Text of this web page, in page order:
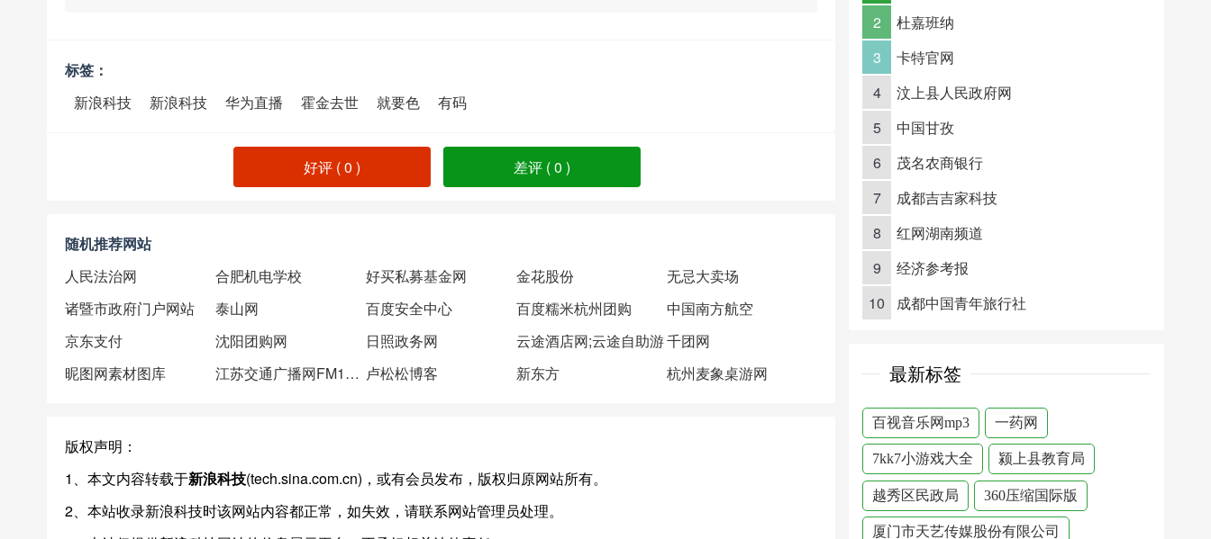
标签：
新浪科技
新浪科技 华为直播 霍金去世 就要色 有码
好评 (0 ) 差评 (0 )
随机推荐网站
人民法治网
合肥机电学校 好买私募基金网 金花股份
无忌大卖场
诸暨市政府门户网站
泰山网 百度安全中心 百度糯米杭州团购
中国南方航空
京东支付
沈阳团购网 日照政务网 云途酒店网;云途自助游千团网
昵图网素材图库
江苏交通广播网FM101.1 卢松松博客 新东方 杭州麦象桌游网
版权声明：
1、本文内容转载于新浪科技(tech.sina.com.cn)，或有会员发布，版权归原网站所有。
2、本站收录新浪科技时该网站内容都正常，如失效，请联系网站管理员处理。
2
杜嘉班纳
3
卡特官网
4
汶上县人民政府网
5
中国甘孜
6
茂名农商银行
7
成都吉吉家科技
8
红网湖南频道
9
经济参考报
10
成都中国青年旅行社
最新标签
百视音乐网mp3 一药网
7kk7小游戏大全 颍上县教育局
越秀区民政局 360压缩国际版
厦门市天艺传媒股份有限公司